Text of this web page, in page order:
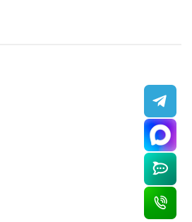
Panasonic CS-TZ20WKEW
ALCF-HS18/4DR2 + AL-
AUX ASW-H12B4/JD-
AUX ASW-H18A4/BA-